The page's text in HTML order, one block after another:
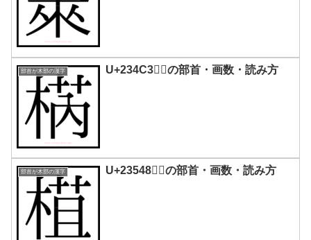
部首が木部の漢字 U+234C3｜𣓃の部首・画数・読み方
部首が木部の漢字 U+23548｜𣕈の部首・画数・読み方